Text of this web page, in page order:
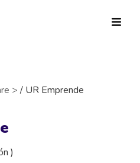
> / UR Emprende
)